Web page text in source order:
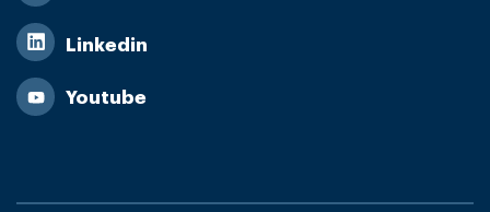
Linkedin
Youtube